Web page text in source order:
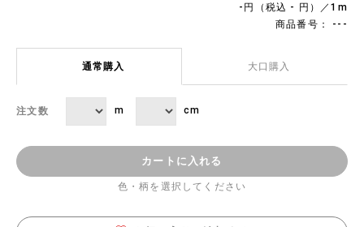
-円（税込 - 円）／1m
商品番号： ---
通常購入 大口購入
注文数 m cm
カートに入れる
色・柄を選択してください